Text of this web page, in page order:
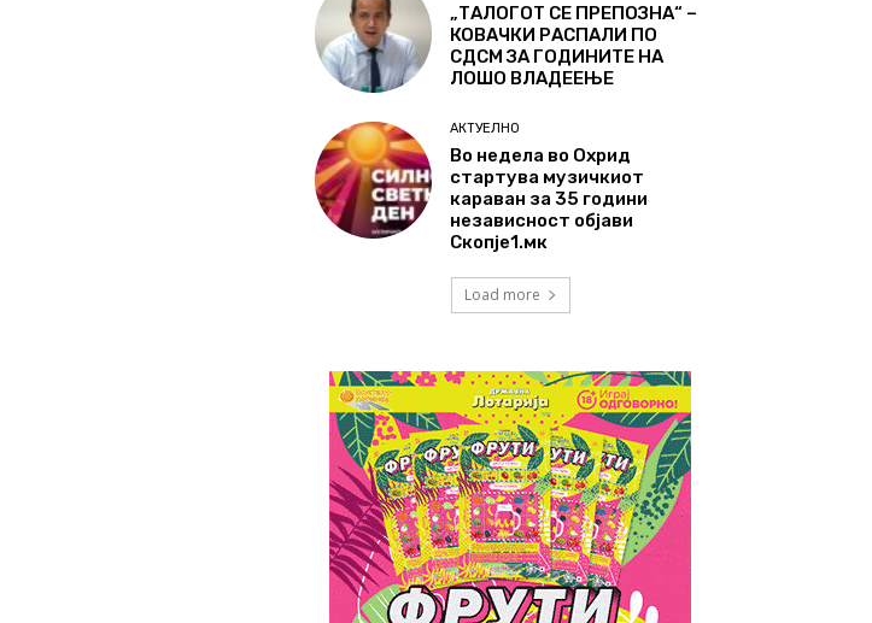
„ТАЛОГОТ СЕ ПРЕПОЗНА“ –
КОВАЧКИ РАСПАЛИ ПО
СДСМ ЗА ГОДИНИТЕ НА
ЛОШО ВЛАДЕЕЊЕ
АКТУЕЛНО
Во недела во Охрид
стартува музичкиот
караван за 35 години
независност објави
Скопје1.мк
Load more